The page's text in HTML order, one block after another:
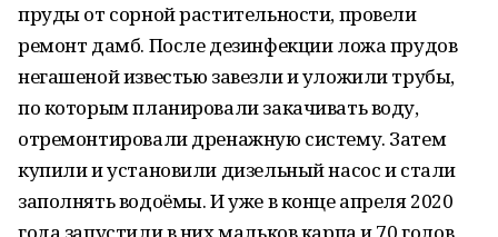
пруды от сорной растительности, провели
ремонт дамб. После дезинфекции ложа прудов
негашеной известью завезли и уложили трубы,
по которым планировали закачивать воду,
отремонтировали дренажную систему. Затем
купили и установили дизельный насос и стали
заполнять водоёмы. И уже в конце апреля 2020